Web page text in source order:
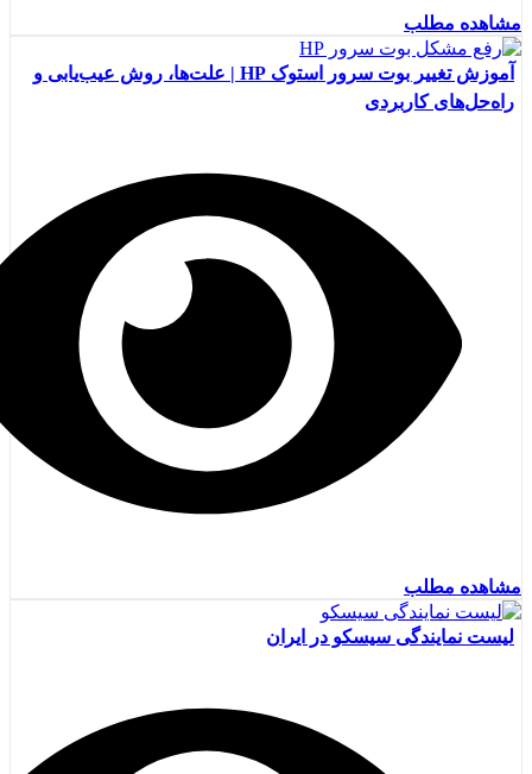
مشاهده مطلب
آموزش تغییر بوت سرور استوک HP | علت‌ها، روش عیب‌یابی و
راه‌حل‌های کاربردی
مشاهده مطلب
لیست نمایندگی سیسکو در ایران